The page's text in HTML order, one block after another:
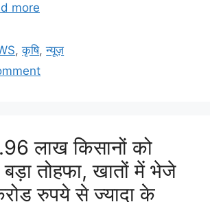
more
,कृषि,न्यूज़
लाख किसानों को
तोहफा, खातों में भेजे
रुपये से ज्यादा के